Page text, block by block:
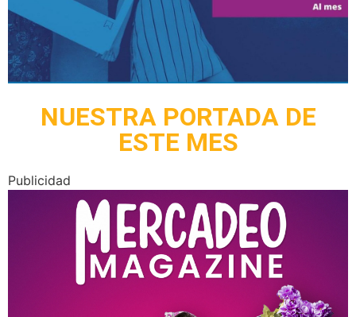
NUESTRA PORTADA DE
ESTE MES
Publicidad